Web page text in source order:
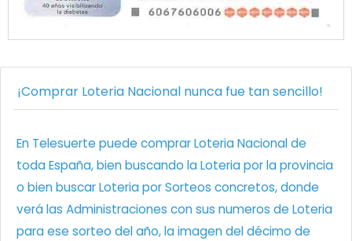
¡Comprar Loteria Nacional nunca fue tan sencillo!
En Telesuerte puede comprar Loteria Nacional de
toda España, bien buscando la Loteria por la provincia
o bien buscar Loteria por Sorteos concretos, donde
verá las Administraciones con sus numeros de Loteria
para ese sorteo del año, la imagen del décimo de